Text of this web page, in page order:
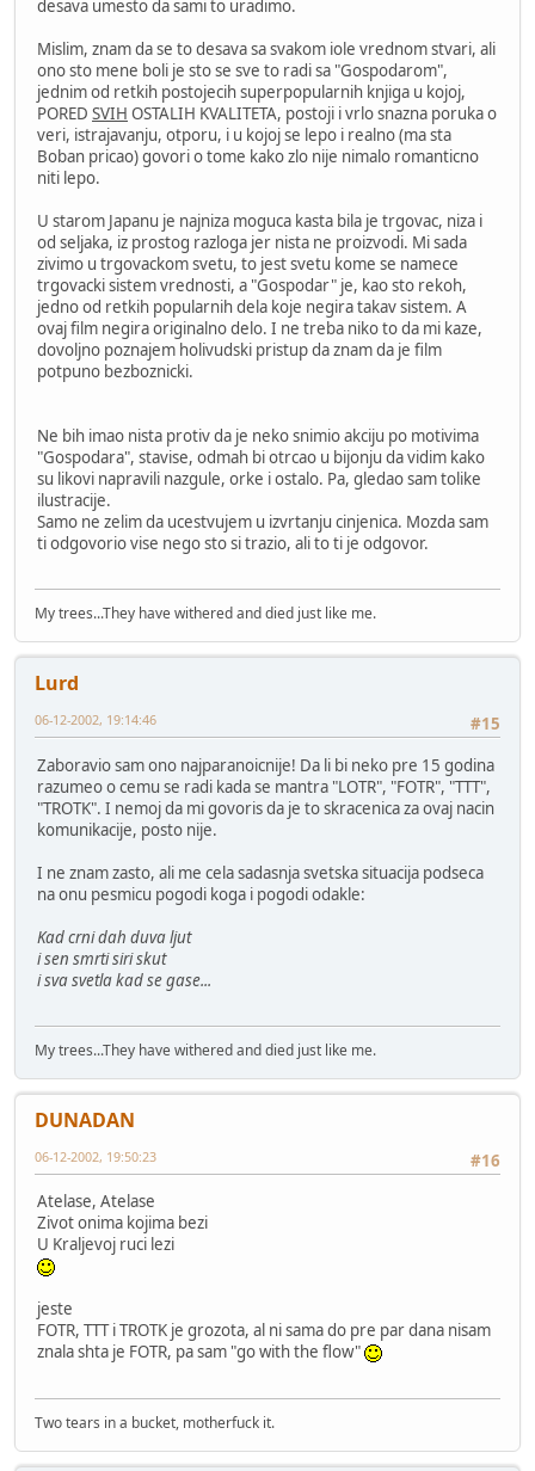
desava umesto da sami to uradimo.
Mislim, znam da se to desava sa svakom iole vrednom stvari, ali
ono sto mene boli je sto se sve to radi sa "Gospodarom",
jednim od retkih postojecih superpopularnih knjiga u kojoj,
PORED SVIH OSTALIH KVALITETA, postoji i vrlo snazna poruka o
veri, istrajavanju, otporu, i u kojoj se lepo i realno (ma sta
Boban pricao) govori o tome kako zlo nije nimalo romanticno
niti lepo.
U starom Japanu je najniza moguca kasta bila je trgovac, niza i
od seljaka, iz prostog razloga jer nista ne proizvodi. Mi sada
zivimo u trgovackom svetu, to jest svetu kome se namece
trgovacki sistem vrednosti, a "Gospodar" je, kao sto rekoh,
jedno od retkih popularnih dela koje negira takav sistem. A
ovaj film negira originalno delo. I ne treba niko to da mi kaze,
dovoljno poznajem holivudski pristup da znam da je film
potpuno bezboznicki.
Ne bih imao nista protiv da je neko snimio akciju po motivima
"Gospodara", stavise, odmah bi otrcao u bijonju da vidim kako
su likovi napravili nazgule, orke i ostalo. Pa, gledao sam tolike
ilustracije.
Samo ne zelim da ucestvujem u izvrtanju cinjenica. Mozda sam
ti odgovorio vise nego sto si trazio, ali to ti je odgovor.
My trees...They have withered and died just like me.
Lurd
#15
06-12-2002, 19:14:46
Zaboravio sam ono najparanoicnije! Da li bi neko pre 15 godina
razumeo o cemu se radi kada se mantra "LOTR", "FOTR", "TTT",
"TROTK". I nemoj da mi govoris da je to skracenica za ovaj nacin
komunikacije, posto nije.
I ne znam zasto, ali me cela sadasnja svetska situacija podseca
na onu pesmicu pogodi koga i pogodi odakle:
Kad crni dah duva ljut
i sen smrti siri skut
i sva svetla kad se gase...
My trees...They have withered and died just like me.
DUNADAN
#16
06-12-2002, 19:50:23
Atelase, Atelase
Zivot onima kojima bezi
U Kraljevoj ruci lezi
jeste
FOTR, TTT i TROTK je grozota, al ni sama do pre par dana nisam
znala shta je FOTR, pa sam "go with the flow"
Two tears in a bucket, motherfuck it.